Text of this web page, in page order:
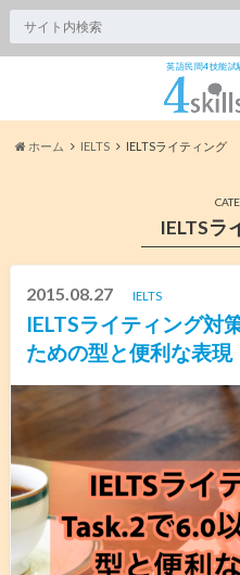
英語民間4技能試
ホーム IELTS IELTSライティング
IELTSラ
2015.08.27 IELTS
IELTSライティング対
ための型と便利な表現